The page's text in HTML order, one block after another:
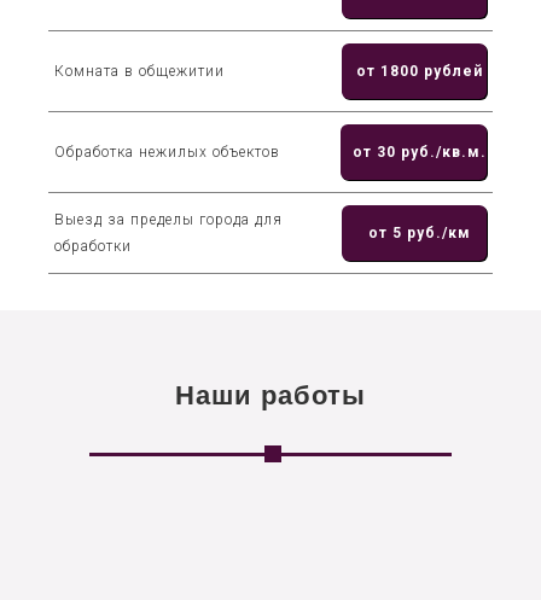
Комната в общежитии от 1800 рублей
Обработка нежилых объектов от 30 руб./кв.м.
Выезд за пределы города для
обработки
от 5 руб./км
Наши работы